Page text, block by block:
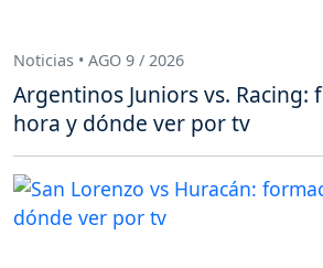
Noticias • AGO 9 / 2026
Argentinos Juniors vs. Racing:
hora y dónde ver por tv